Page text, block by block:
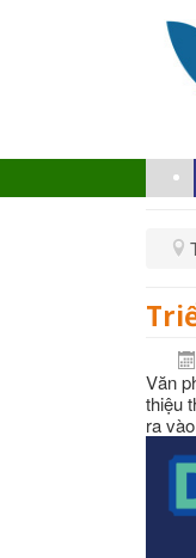
Văn
thiệu
ra vào